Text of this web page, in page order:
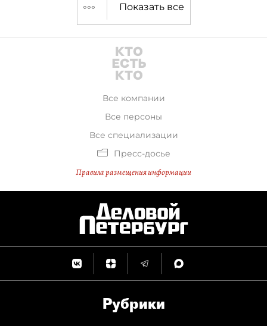
Показать все
Все компании
Все персоны
Все специализации
Пресс-досье
Правила размещения информации
Рубрики